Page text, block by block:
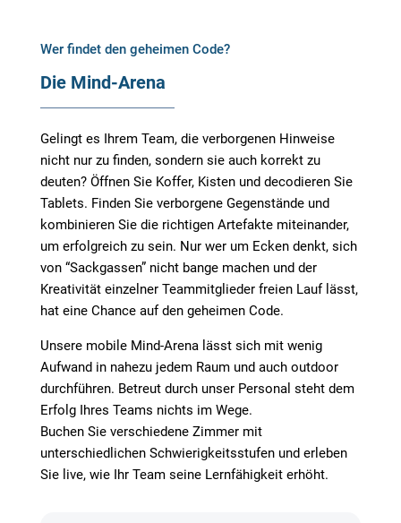
Wer findet den geheimen Code?
Die Mind-Arena
Gelingt es Ihrem Team, die verborgenen Hinweise
nicht nur zu finden, sondern sie auch korrekt zu
deuten? Öffnen Sie Koffer, Kisten und decodieren Sie
Tablets. Finden Sie verborgene Gegenstände und
kombinieren Sie die richtigen Artefakte miteinander,
um erfolgreich zu sein. Nur wer um Ecken denkt, sich
von “Sackgassen” nicht bange machen und der
Kreativität einzelner Teammitglieder freien Lauf lässt,
hat eine Chance auf den geheimen Code.
Unsere mobile Mind-Arena lässt sich mit wenig
Aufwand in nahezu jedem Raum und auch outdoor
durchführen. Betreut durch unser Personal steht dem
Erfolg Ihres Teams nichts im Wege.
Buchen Sie verschiedene Zimmer mit
unterschiedlichen Schwierigkeitsstufen und erleben
Sie live, wie Ihr Team seine Lernfähigkeit erhöht.